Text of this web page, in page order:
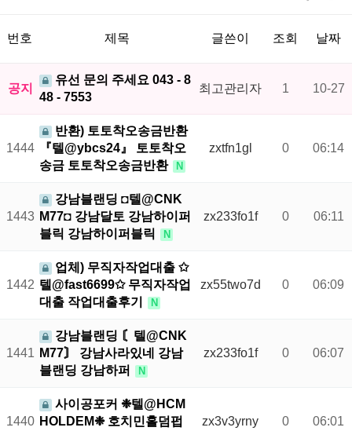
번호 제목 글쓴이 조회 날짜
공지
유선 문의 주세요 043 - 8
48 - 7553
최고관리자 1 10-27
1444
반환) 토토착오송금반환
『텔@ybcs24』 토토착오
송금 토토착오송금반환
N
zxtfn1gl 0 06:14
1443
강남블랜딩 ◘텔@CNK
M77◘ 강남달토 강남하이퍼
블릭 강남하이퍼블릭
N
zx233fo1f 0 06:11
1442
업체) 무직자작업대출 ✩
텔@fast6699✩ 무직자작업
대출 작업대출후기
N
zx55two7d 0 06:09
1441
강남블랜딩 〘텔@CNK
M77〙 강남사라있네 강남
블랜딩 강남하퍼
N
zx233fo1f 0 06:07
1440
사이공포커 ❉텔@HCM
HOLDEM❉ 호치민홀덤펍
zx3v3yrny 0 06:01